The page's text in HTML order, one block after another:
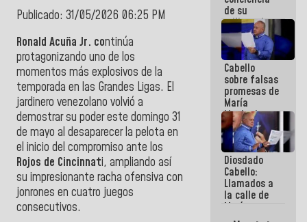
Publicado: 31/05/2026 06:25 PM
Ronald Acuña Jr. continúa
protagonizando uno de los
momentos más explosivos de la
temporada en las Grandes Ligas. El
jardinero venezolano volvió a
demostrar su poder este domingo 31
de mayo al desaparecer la pelota en
el inicio del compromiso ante los
Rojos de Cincinnati, ampliando así
su impresionante racha ofensiva con
jonrones en cuatro juegos
consecutivos.
de su
militancia
es la
organización
política más
sólida de
Venezuela
Cabello
sobre falsas
promesas de
María
Machado:
¿Quién le
puede creer?
¿Y la gente
que ella iba
a salvar en
La Guaira?
Diosdado
Cabello:
Llamados a
la calle de
María
Machado se